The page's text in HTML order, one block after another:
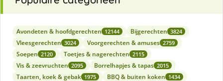
Avondeten & hoofdgerechten 12144 Bijgerechten 3824
Vleesgerechten 3024 Voorgerechten & amuses 2759
Soepen 2120 Toetjes & nagerechten 2115
Vis & zeevruchten 2095 Borrelhapjes & tapas 2015
Taarten, koek & gebak 1975 BBQ & buiten koken 1434